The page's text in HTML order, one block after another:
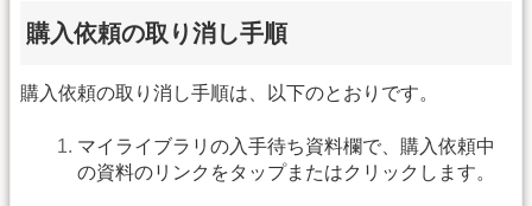
購入依頼の取り消し手順
購入依頼の取り消し手順は、以下のとおりです。
マイライブラリの入手待ち資料欄で、購入依頼中
の資料のリンクをタップまたはクリックします。